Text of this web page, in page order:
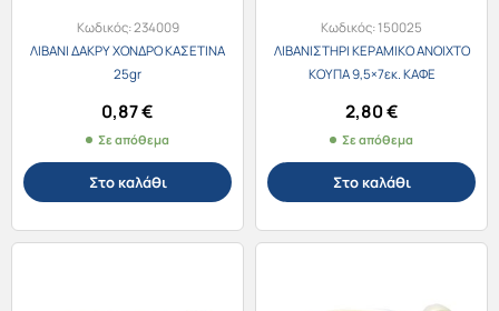
Κωδικός:234009
ΛΙΒΑΝΙ ΔΑΚΡΥ ΧΟΝΔΡΟ ΚΑΣΕΤΙΝΑ
25gr
0,87€
Σε απόθεμα
Στο καλάθι
Κωδικός:150025
ΛΙΒΑΝΙΣΤΗΡΙ ΚΕΡΑΜΙΚΟ ΑΝΟΙΧΤΟ
ΚΟΥΠΑ 9,5×7εκ. ΚΑΦΕ
2,80€
Σε απόθεμα
Στο καλάθι